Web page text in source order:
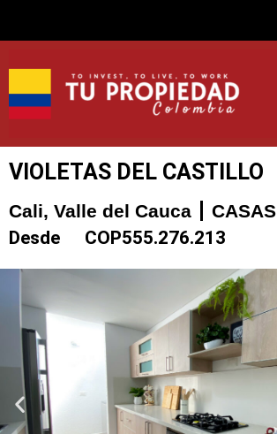
VIOLETAS DEL CASTILLO
Cali, Valle del Cauca CASAS
Desde COP555.276.213